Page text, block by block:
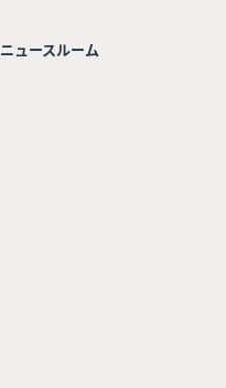
ニュースルーム